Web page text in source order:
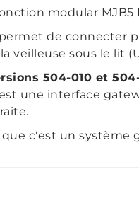
modular
permet de connecter
veilleuse sous le lit
504-010 et
est une interface
c'est un système